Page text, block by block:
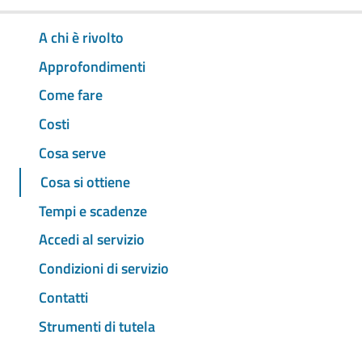
A chi è rivolto
Approfondimenti
Come fare
Costi
Cosa serve
Cosa si ottiene
Tempi e scadenze
Accedi al servizio
Condizioni di servizio
Contatti
Strumenti di tutela